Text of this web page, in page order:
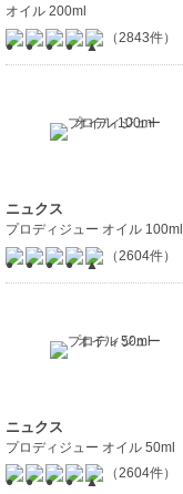
オイル 200ml
（2843件）
ニュクス
プロディジュー オイル 100ml
（2604件）
ニュクス
プロディジュー オイル 50ml
（2604件）